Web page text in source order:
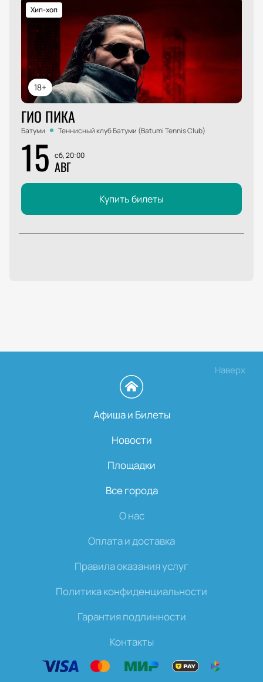
18+
Хип-хоп
ГИО ПИКА
Батуми Теннисный клуб Батуми (Batumi Tennis Club)
15 сб, 20:00
АВГ
Купить билеты
Наверх
Афиша и Билеты
Новости
Площадки
Все города
О нас
Оплата и доставка
Правила оказания услуг
Политика конфиденциальности
Гарантия подлинности
Контакты